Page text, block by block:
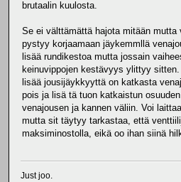
brutaalin kuulosta.
Se ei välttämättä hajota mitään mutta
pystyy korjaamaan jäykemmllä
lisää rundikestoa mutta jossain
keinuvippojen kestävyys ylittyy
lisää jousijäykkyyttä on katkasta
pois ja lisä tä tuon katkaistun
venajousen ja kannen väliin. Voi
mutta sit täytyy tarkastaa, että
maksiminostolla, eikä oo ihan siinä
Just joo.